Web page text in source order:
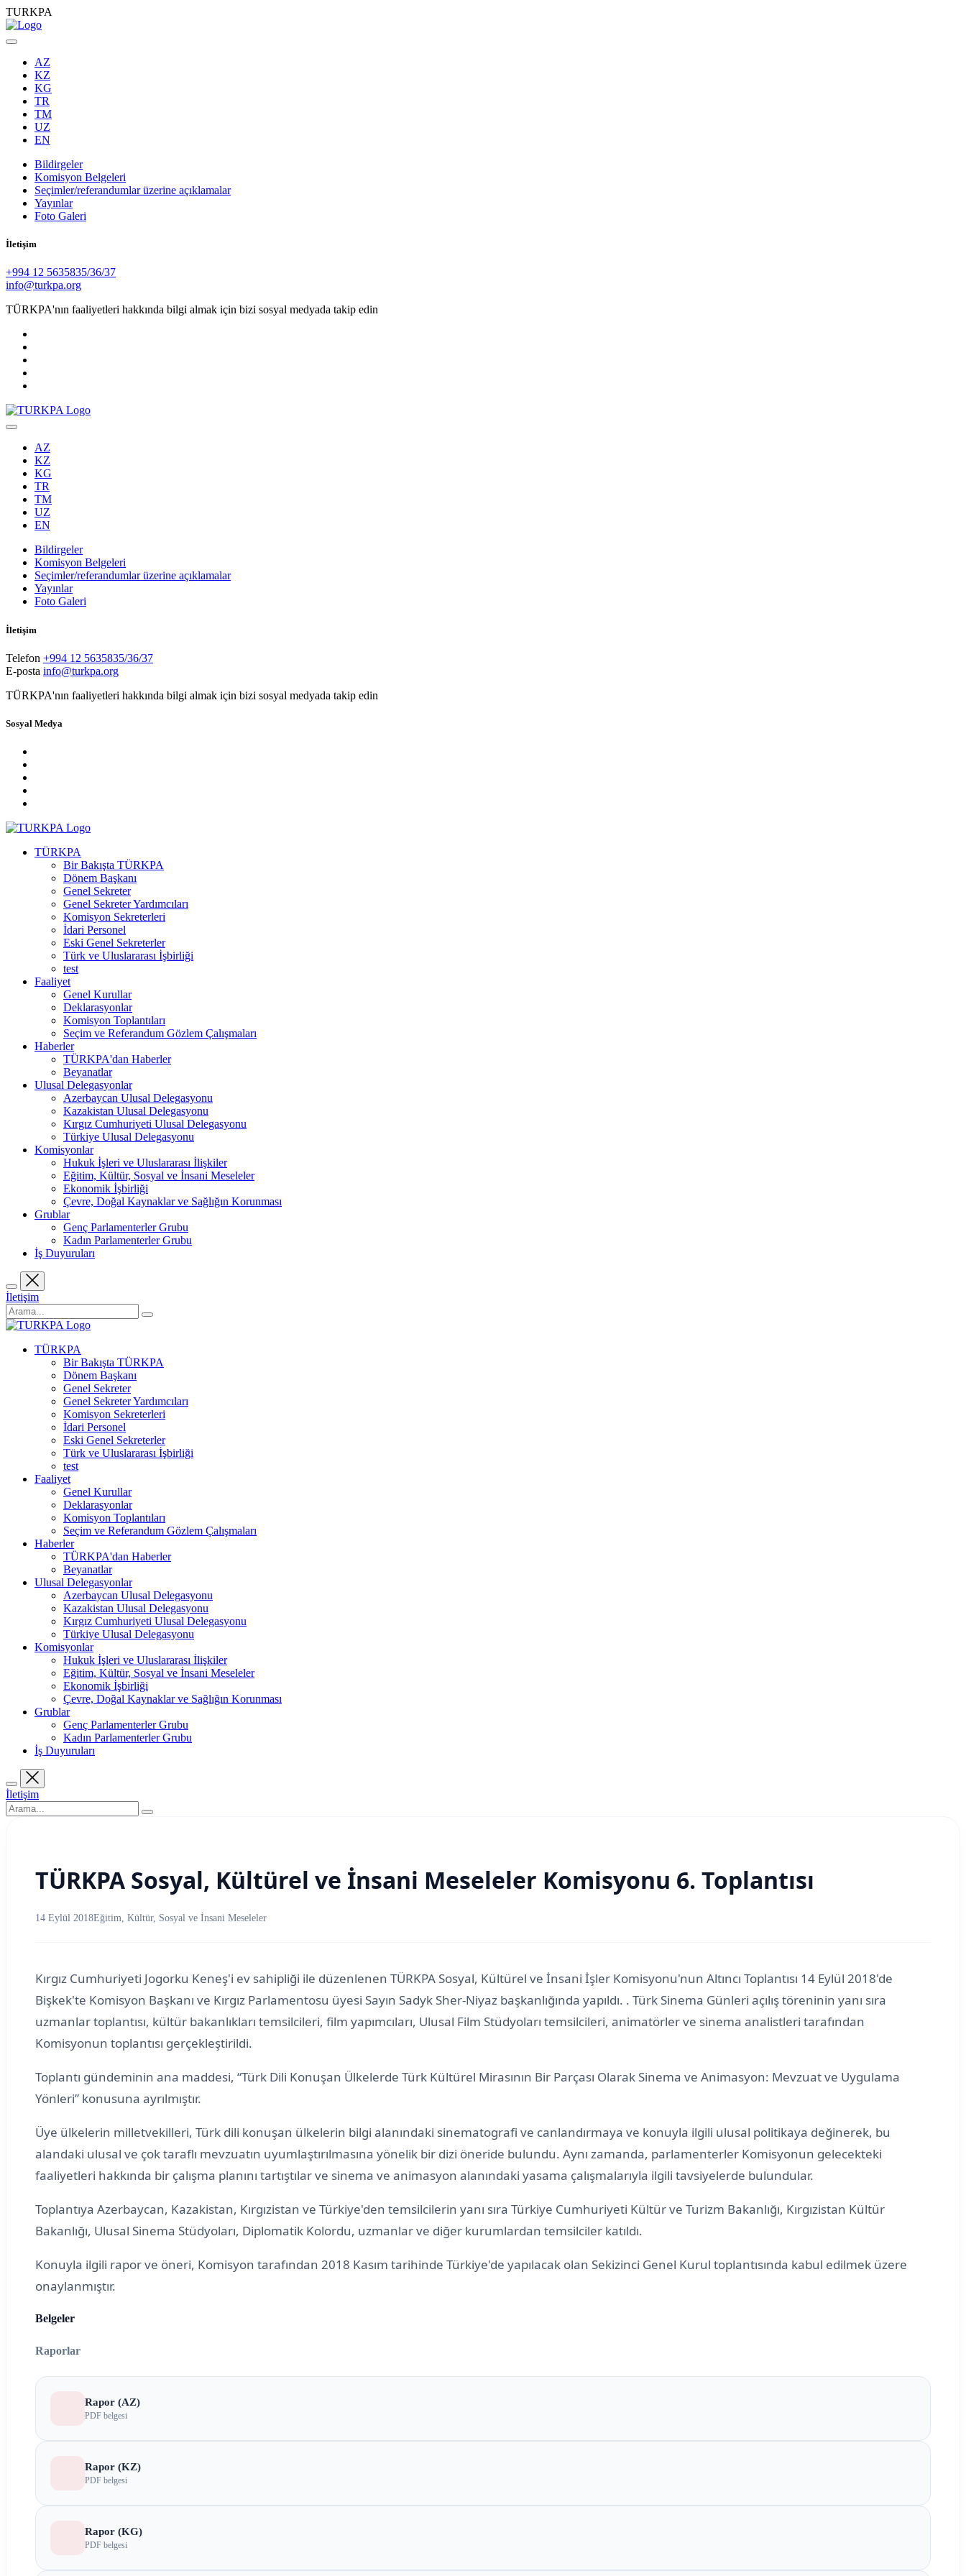
TURKPA
AZ
KZ
KG
TR
TM
UZ
EN
Bildirgeler
Komisyon Belgeleri
Seçimler/referandumlar üzerine açıklamalar
Yayınlar
Foto Galeri
İletişim
+994 12 5635835/36/37
info@turkpa.org
TÜRKPA'nın faaliyetleri hakkında bilgi almak için bizi sosyal medyada takip edin
AZ
KZ
KG
TR
TM
UZ
EN
Bildirgeler
Komisyon Belgeleri
Seçimler/referandumlar üzerine açıklamalar
Yayınlar
Foto Galeri
İletişim
Telefon +994 12 5635835/36/37
E-posta info@turkpa.org
TÜRKPA'nın faaliyetleri hakkında bilgi almak için bizi sosyal medyada takip edin
Sosyal Medya
TÜRKPA
Bir Bakışta TÜRKPA
Dönem Başkanı
Genel Sekreter
Genel Sekreter Yardımcıları
Komisyon Sekreterleri
İdari Personel
Eski Genel Sekreterler
Türk ve Uluslararası İşbirliği
test
Faaliyet
Genel Kurullar
Deklarasyonlar
Komisyon Toplantıları
Seçim ve Referandum Gözlem Çalışmaları
Haberler
TÜRKPA'dan Haberler
Beyanatlar
Ulusal Delegasyonlar
Azerbaycan Ulusal Delegasyonu
Kazakistan Ulusal Delegasyonu
Kırgız Cumhuriyeti Ulusal Delegasyonu
Türkiye Ulusal Delegasyonu
Komisyonlar
Hukuk İşleri ve Uluslararası İlişkiler
Eğitim, Kültür, Sosyal ve İnsani Meseleler
Ekonomik İşbirliği
Çevre, Doğal Kaynaklar ve Sağlığın Korunması
Grublar
Genç Parlamenterler Grubu
Kadın Parlamenterler Grubu
İş Duyuruları
İletişim
TÜRKPA
Bir Bakışta TÜRKPA
Dönem Başkanı
Genel Sekreter
Genel Sekreter Yardımcıları
Komisyon Sekreterleri
İdari Personel
Eski Genel Sekreterler
Türk ve Uluslararası İşbirliği
test
Faaliyet
Genel Kurullar
Deklarasyonlar
Komisyon Toplantıları
Seçim ve Referandum Gözlem Çalışmaları
Haberler
TÜRKPA'dan Haberler
Beyanatlar
Ulusal Delegasyonlar
Azerbaycan Ulusal Delegasyonu
Kazakistan Ulusal Delegasyonu
Kırgız Cumhuriyeti Ulusal Delegasyonu
Türkiye Ulusal Delegasyonu
Komisyonlar
Hukuk İşleri ve Uluslararası İlişkiler
Eğitim, Kültür, Sosyal ve İnsani Meseleler
Ekonomik İşbirliği
Çevre, Doğal Kaynaklar ve Sağlığın Korunması
Grublar
Genç Parlamenterler Grubu
Kadın Parlamenterler Grubu
İş Duyuruları
İletişim
TÜRKPA Sosyal, Kültürel ve İnsani Meseleler Komisyonu 6. Toplantısı
14 Eylül 2018Eğitim, Kültür, Sosyal ve İnsani Meseleler
Kırgız Cumhuriyeti Jogorku Keneş'i ev sahipliği ile düzenlenen TÜRKPA Sosyal, Kültürel ve İnsani İşler Komisyonu'nun Altıncı Toplantısı 14 Eylül 2018'de
Bişkek'te Komisyon Başkanı ve Kırgız Parlamentosu üyesi Sayın Sadyk Sher-Niyaz başkanlığında yapıldı. . Türk Sinema Günleri açılış töreninin yanı sıra
uzmanlar toplantısı, kültür bakanlıkları temsilcileri, film yapımcıları, Ulusal Film Stüdyoları temsilcileri, animatörler ve sinema analistleri tarafından
Komisyonun toplantısı gerçekleştirildi.
Toplantı gündeminin ana maddesi, “Türk Dili Konuşan Ülkelerde Türk Kültürel Mirasının Bir Parçası Olarak Sinema ve Animasyon: Mevzuat ve Uygulama
Yönleri” konusuna ayrılmıştır.
Üye ülkelerin milletvekilleri, Türk dili konuşan ülkelerin bilgi alanındaki sinematografi ve canlandırmaya ve konuyla ilgili ulusal politikaya değinerek, bu
alandaki ulusal ve çok taraflı mevzuatın uyumlaştırılmasına yönelik bir dizi öneride bulundu. Aynı zamanda, parlamenterler Komisyonun gelecekteki
faaliyetleri hakkında bir çalışma planını tartıştılar ve sinema ve animasyon alanındaki yasama çalışmalarıyla ilgili tavsiyelerde bulundular.
Toplantıya Azerbaycan, Kazakistan, Kırgızistan ve Türkiye'den temsilcilerin yanı sıra Türkiye Cumhuriyeti Kültür ve Turizm Bakanlığı, Kırgızistan Kültür
Bakanlığı, Ulusal Sinema Stüdyoları, Diplomatik Kolordu, uzmanlar ve diğer kurumlardan temsilciler katıldı.
Konuyla ilgili rapor ve öneri, Komisyon tarafından 2018 Kasım tarihinde Türkiye'de yapılacak olan Sekizinci Genel Kurul toplantısında kabul edilmek üzere
onaylanmıştır.
Belgeler
Raporlar
Rapor (AZ)
PDF belgesi
Rapor (KZ)
PDF belgesi
Rapor (KG)
PDF belgesi